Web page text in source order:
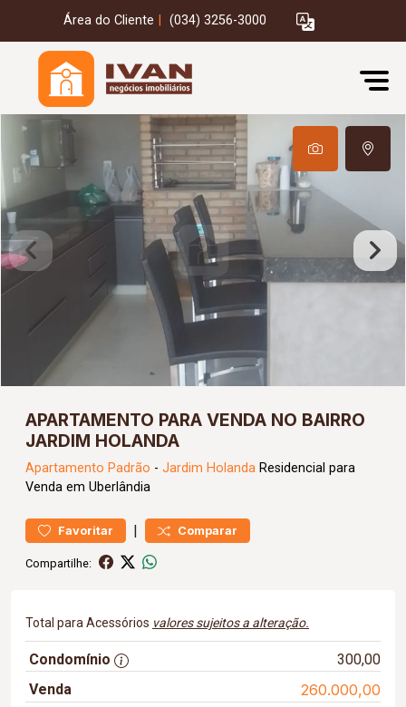
Área do Cliente (034) 3256-3000
APARTAMENTO PARA VENDA NO BAIRRO
JARDIM HOLANDA
Apartamento Padrão - Jardim Holanda Residencial para
Venda em Uberlândia
Favoritar | Comparar
Compartilhe:
Total para Acessórios valores sujeitos a alteração.
Condomínio
300,00
Venda
260.000,00